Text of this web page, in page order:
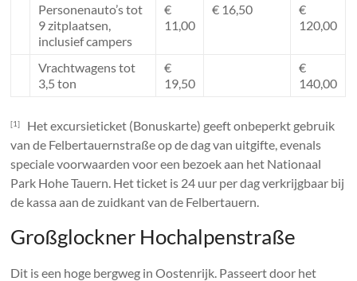
Personenauto’s tot
9 zitplaatsen,
inclusief campers
€
11,00
€ 16,50
€
120,00
Vrachtwagens tot
3,5 ton
€
19,50
€
140,00
[1]
Het excursieticket (Bonuskarte) geeft onbeperkt gebruik
van de Felbertauernstraße op de dag van uitgifte, evenals
speciale voorwaarden voor een bezoek aan het Nationaal
Park Hohe Tauern. Het ticket is 24 uur per dag verkrijgbaar bij
de kassa aan de zuidkant van de Felbertauern.
Großglockner Hochalpenstraße
Dit is een hoge bergweg in Oostenrijk. Passeert door het